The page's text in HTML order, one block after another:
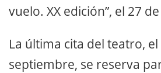
vuelo. XX edición”, el 27
La última cita del teatro, el
septiembre, se reserva